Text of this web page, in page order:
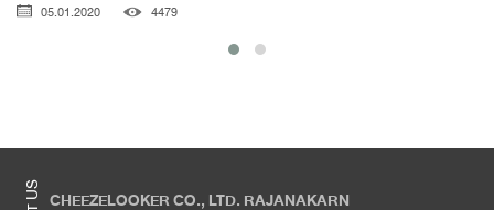
05.01.2020 4479
CHEEZELOOKER CO., LTD. RAJANAKARN